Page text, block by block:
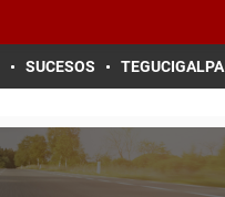
SUCESOS TEGUCIGALPA